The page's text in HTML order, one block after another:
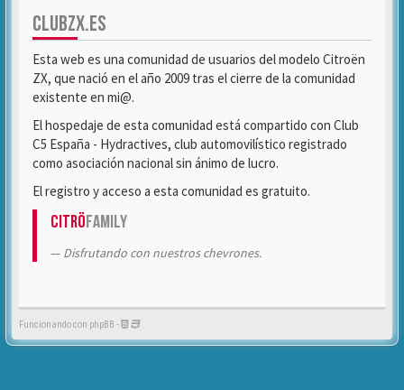
CLUBZX.ES
Esta web es una comunidad de usuarios del modelo Citroën
ZX, que nació en el año 2009 tras el cierre de la comunidad
existente en mi@.
El hospedaje de esta comunidad está compartido con Club
C5 España - Hydractives, club automovilístico registrado
como asociación nacional sin ánimo de lucro.
El registro y acceso a esta comunidad es gratuito.
CitröFamily
Disfrutando con nuestros chevrones.
Funcionando con phpBB -